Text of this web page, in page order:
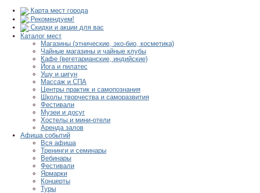
Карта мест города
Рекомендуем!
Скидки и акции для вас
Каталог мест
Магазины (этнические, эко-био, косметика)
Чайные магазины и чайные клубы
Кафе (вегетарианские, индийские)
Йога и пилатес
Ушу и цигун
Массаж и СПА
Центры практик и самопознания
Школы творчества и саморазвития
Фестивали
Музеи и досуг
Хостелы и мини-отели
Аренда залов
Афиша событий
Вся афиша
Тренинги и семинары
Вебинары
Фестивали
Ярмарки
Концерты
Туры